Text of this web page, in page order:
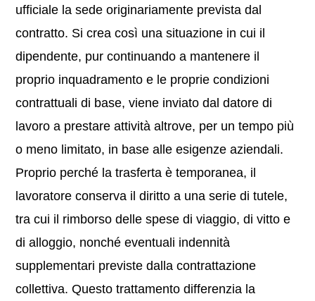
ufficiale la sede originariamente prevista dal
contratto. Si crea così una situazione in cui il
dipendente, pur continuando a mantenere il
proprio inquadramento e le proprie condizioni
contrattuali di base, viene inviato dal datore di
lavoro a prestare attività altrove, per un tempo più
o meno limitato, in base alle esigenze aziendali.
Proprio perché la trasferta è temporanea, il
lavoratore conserva il diritto a una serie di tutele,
tra cui il rimborso delle spese di viaggio, di vitto e
di alloggio, nonché eventuali indennità
supplementari previste dalla contrattazione
collettiva. Questo trattamento differenzia la